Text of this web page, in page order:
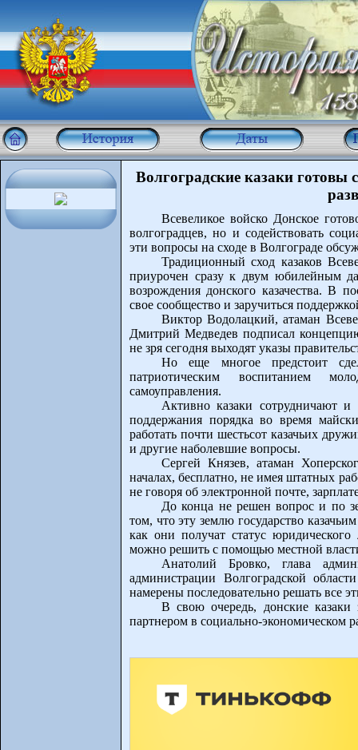
Волгоградские казаки готовы
Всевеликое войско Донское
волгоградцев, но и содействовать
эти вопросы на сходе в Волгограде
Традиционный сход казаков
приурочен сразу к двум юбилейным
возрождения донского казачества. В
свое сообщество и заручиться
Виктор Водолацкий, атаман
Дмитрий Медведев подписал
не зря сегодня выходят указы
Но еще многое предстоит
патриотическим воспитанием
самоуправления.
Активно казаки сотрудничают
поддержания порядка во время
работать почти шестьсот казачьих
и другие наболевшие вопросы.
Сергей Князев, атаман
началах, бесплатно, не имея штатных
не говоря об электронной почте,
До конца не решен вопрос и по
том, что эту землю государство
как они получат статус
можно решить с помощью местной
Анатолий Бровко, глава
администрации Волгоградской
намерены последовательно решать все
В свою очередь, донские казаки
партнером в социально-экономическом